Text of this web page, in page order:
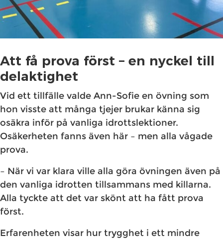
Att få prova först – en nyckel till
delaktighet
Vid ett tillfälle valde Ann-Sofie en övning som
hon visste att många tjejer brukar känna sig
osäkra inför på vanliga idrottslektioner.
Osäkerheten fanns även här – men alla vågade
prova.
– När vi var klara ville alla göra övningen även på
den vanliga idrotten tillsammans med killarna.
Alla tyckte att det var skönt att ha fått prova
först.
Erfarenheten visar hur trygghet i ett mindre